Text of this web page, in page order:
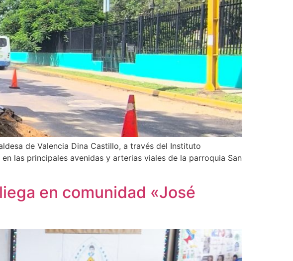
de Valencia Dina Castillo, a través del Instituto
las principales avenidas y arterias viales de la parroquia San
en comunidad «José